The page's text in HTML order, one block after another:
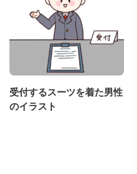
受付するスーツを着た男性
のイラスト